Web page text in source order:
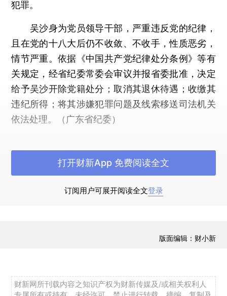
犯罪。
吴沙身为党员领导干部，严重违反党的纪律，
且在党的十八大后仍不收敛、不收手，性质恶劣，
情节严重。依据《中国共产党纪律处分条例》等有
关规定，经省纪委常委会审议并报省委批准，决定
给予吴沙开除党籍处分；取消其退休待遇；收缴其
违纪所得；将其涉嫌犯罪问题及线索移送司法机关
依法处理。（广东省纪委）
订阅用户可展开阅读全文登录
打开财新App 免费阅读全文
版面编辑：财小新
财新网所刊载内容之知识产权为财新传媒及/或相关权利人